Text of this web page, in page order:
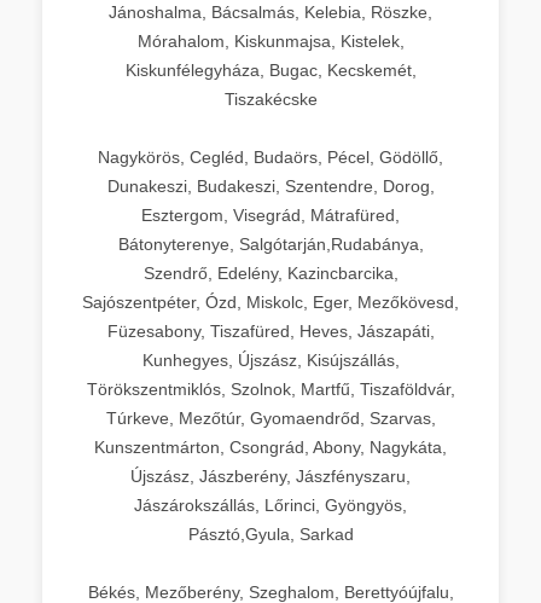
Jánoshalma, Bácsalmás, Kelebia, Röszke,
Mórahalom, Kiskunmajsa, Kistelek,
Kiskunfélegyháza, Bugac, Kecskemét,
Tiszakécske
Nagykörös, Cegléd, Budaörs, Pécel, Gödöllő,
Dunakeszi, Budakeszi, Szentendre, Dorog,
Esztergom, Visegrád, Mátrafüred,
Bátonyterenye, Salgótarján,Rudabánya,
Szendrő, Edelény, Kazincbarcika,
Sajószentpéter, Ózd, Miskolc, Eger, Mezőkövesd,
Füzesabony, Tiszafüred, Heves, Jászapáti,
Kunhegyes, Újszász, Kisújszállás,
Törökszentmiklós, Szolnok, Martfű, Tiszaföldvár,
Túrkeve, Mezőtúr, Gyomaendrőd, Szarvas,
Kunszentmárton, Csongrád, Abony, Nagykáta,
Újszász, Jászberény, Jászfényszaru,
Jászárokszállás, Lőrinci, Gyöngyös,
Pásztó,Gyula, Sarkad
Békés, Mezőberény, Szeghalom, Berettyóújfalu,